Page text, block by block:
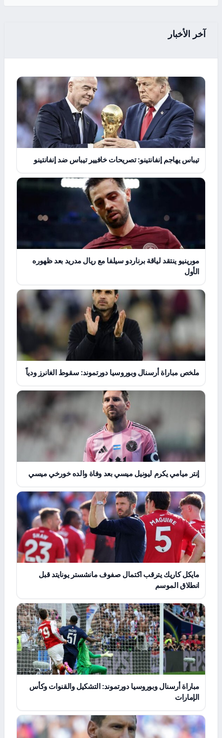
آخر الأخبار
تيباس يهاجم إنفانتينو: تصريحات خافيير تيباس ضد إنفانتينو
مورينيو ينتقد لياقة برناردو سيلفا مع ريال مدريد بعد ظهوره
الأول
ملخص مباراة أرسنال وبوروسيا دورتموند: سقوط الغانرز ودياً
إنتر ميامي يكرم ليونيل ميسي بعد وفاة والده خورخي ميسي
مايكل كاريك يترقب اكتمال صفوف مانشستر يونايتد قبل
انطلاق الموسم
مباراة أرسنال وبوروسيا دورتموند: التشكيل والقنوات وكأس
الإمارات